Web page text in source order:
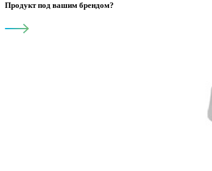
Продукт под вашим брендом?